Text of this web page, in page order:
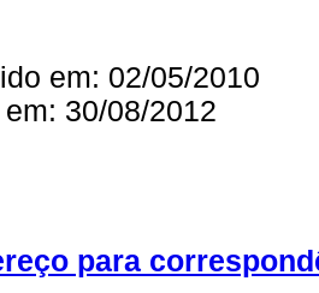
em: 02/05/2010
30/08/2012
para